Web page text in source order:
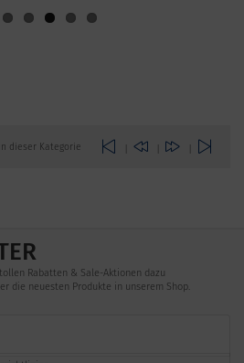
in dieser Kategorie
Rabatten & Sale-Aktionen dazu
die neuesten Produkte in unserem Shop.